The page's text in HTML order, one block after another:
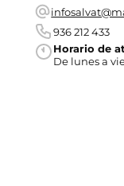
936 212 433
Horario de
De lunes a